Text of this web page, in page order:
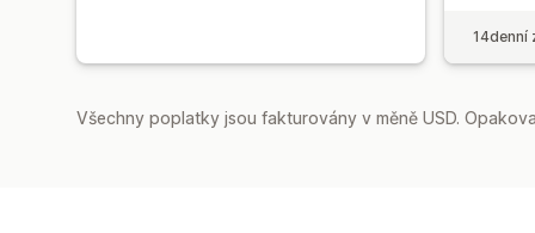
14denní
Všechny poplatky jsou fakturovány v měně USD.